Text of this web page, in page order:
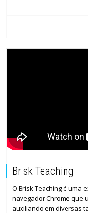
Brisk Teaching
O Brisk Teaching é uma
navegador Chrome que
auxiliando em diversas